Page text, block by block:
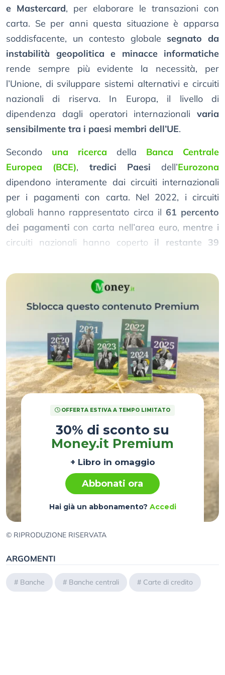
e Mastercard, per elaborare le transazioni con
carta. Se per anni questa situazione è apparsa
soddisfacente, un contesto globale segnato da
instabilità geopolitica e minacce informatiche
rende sempre più evidente la necessità, per
l’Unione, di sviluppare sistemi alternativi e circuiti
nazionali di riserva. In Europa, il livello di
dipendenza dagli operatori internazionali varia
sensibilmente tra i paesi membri dell’UE.
Secondo una ricerca della Banca Centrale
Europea (BCE), tredici Paesi dell’Eurozona
dipendono interamente dai circuiti internazionali
per i pagamenti con carta. Nel 2022, i circuiti
globali hanno rappresentato circa il 61 percento
dei pagamenti con carta nell’area euro, mentre i
circuiti nazionali hanno coperto il restante 39
OFFERTA ESTIVA A TEMPO LIMITATO
30% di sconto su
Money.it Premium
+ Libro in omaggio
Abbonati ora
Hai già un abbonamento? Accedi
© RIPRODUZIONE RISERVATA
ARGOMENTI
# Banche # Banche centrali # Carte di credito